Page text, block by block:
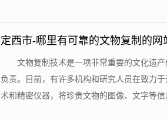
定西市-哪里有可靠的文物复制的网
文物复制技术是一项非常重要的文化遗
负责。目前，有许多机构和研究人员在致力
术和精密仪器，将珍贵文物的图像、文字等